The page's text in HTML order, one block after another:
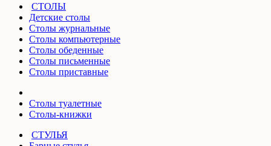
СТОЛЫ
Детские столы
Столы журнальные
Столы компьютерные
Столы обеденные
Столы письменные
Столы приставные
Столы туалетные
Столы-книжки
СТУЛЬЯ